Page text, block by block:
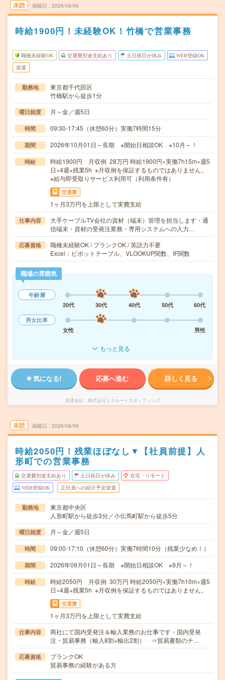
未読 掲載日 2026/08/06
時給1900円！未経験OK！竹橋で営業事務
職種未経験OK 交通費別途支給あり 土日祝日が休み WEB登録OK
派遣
勤務地
東京都千代田区
竹橋駅から徒歩1分
曜日頻度 月～金／週5日
時間 09:30-17:45（休憩60分）実働7時間15分
期間 2026年10月01日～長期 ※開始日相談OK ※10月～！
時給
時給1900円 月収例 28万円 時給1900円×実働7h15m×週5
日×4週+残業5h ※月収例を保証するものではありません。
※給与即受取りサービス利用可（利用条件有）
交通費
1ヶ月3万円を上限として実費支給
仕事内容
大手ケーブルTV会社の資材（端末）管理を担当します・通
信端末・資材の受発注業務・専用システムへの入力…
応募資格
職種未経験OK / ブランクOK / 英語力不要
Excel：ピボットテーブル、VLOOKUP関数、IF関数
職場の雰囲気
年齢層
20代
30代 40代 50代
60代
男女比率
女性
男性
もっと見る
気になる! 応募へ進む 詳しく見る
派遣会社 株式会社リクルートスタッフィング
未読 掲載日 2026/08/06
時給2050円！残業ほぼなし▼【社員前提】人
形町での営業事務
交通費別途支給あり 土日祝日が休み 在宅・リモート
WEB登録OK 正社員への紹介予定派遣
勤務地
東京都中央区
人形町駅から徒歩3分／小伝馬町駅から徒歩5分
曜日頻度 月～金／週5日
時間 09:00-17:10（休憩60分）実働7時間10分（残業少なめ！）
期間 2026年09月01日～長期 ※開始日相談OK ※9月～！
時給
時給2050円 月収例 30万円 時給2050円×実働7h10m×週5
日×4週+残業5h ※月収例を保証するものではありません。
交通費
1ヶ月3万円を上限として実費支給
仕事内容
商社にて国内受発注＆輸入業務のお仕事です・国内受発
注・貿易事務（輸入8割+輸出2割） ⇒貿易書類のチ…
応募資格
ブランクOK
貿易事務の経験がある方